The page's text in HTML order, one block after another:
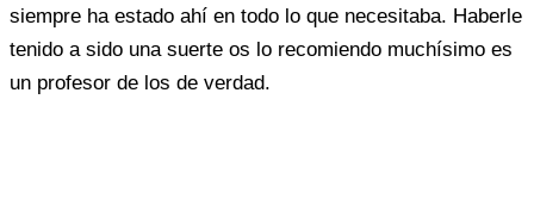
siempre ha estado ahí en todo lo que necesitaba. Haberle
tenido a sido una suerte os lo recomiendo muchísimo es
un profesor de los de verdad.